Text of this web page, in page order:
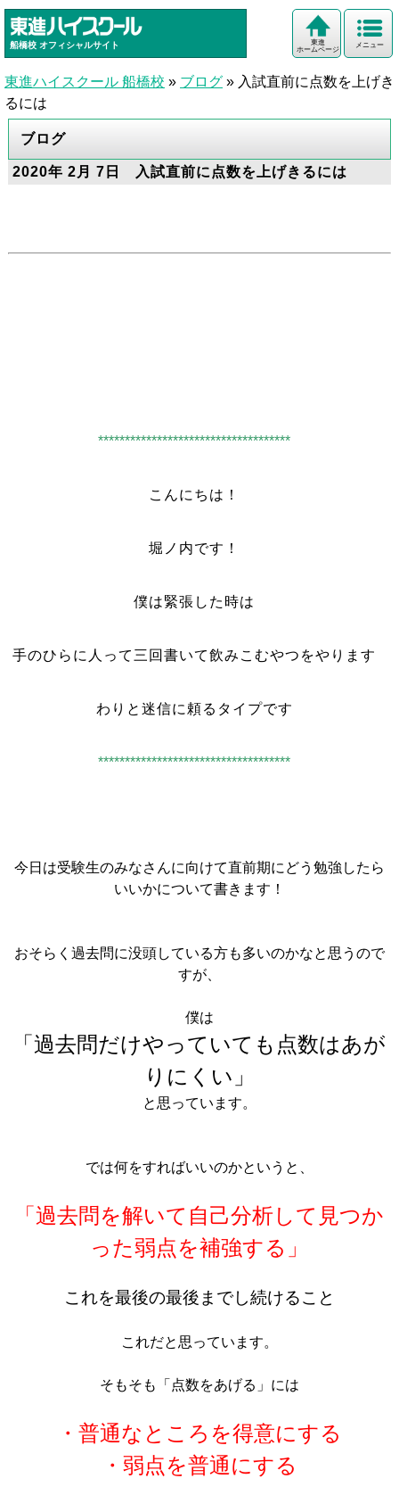
船橋校 オフィシャルサイト メニュー
東進
ホームページ
東進ハイスクール 船橋校 » ブログ » 入試直前に点数を上げき
るには
ブログ
2020年 2月 7日 入試直前に点数を上げきるには
************************************
こんにちは！
堀ノ内です！
僕は緊張した時は
手のひらに人って三回書いて飲みこむやつをやります
わりと迷信に頼るタイプです
************************************
今日は受験生のみなさんに向けて直前期にどう勉強したら
いいかについて書きます！
おそらく過去問に没頭している方も多いのかなと思うので
すが、
僕は
「過去問だけやっていても点数はあが
りにくい」
と思っています。
では何をすればいいのかというと、
「過去問を解いて自己分析して見つか
った弱点を補強する」
これを最後の最後までし続けること
これだと思っています。
そもそも「点数をあげる」には
・普通なところを得意にする
・弱点を普通にする